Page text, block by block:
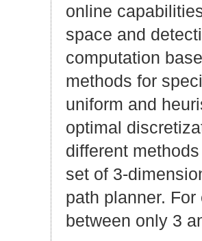
online
space and
computation
methods for
uniform and
optimal
different
set of 3-
path planner.
between only 3